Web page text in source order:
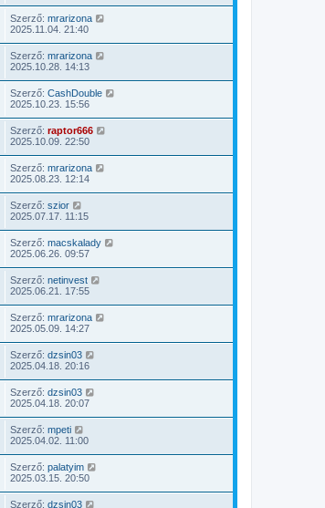
Szerző: mrarizona
2025.11.04. 21:40
Szerző: mrarizona
2025.10.28. 14:13
Szerző: CashDouble
2025.10.23. 15:56
Szerző: raptor666
2025.10.09. 22:50
Szerző: mrarizona
2025.08.23. 12:14
Szerző: szior
2025.07.17. 11:15
Szerző: macskalady
2025.06.26. 09:57
Szerző: netinvest
2025.06.21. 17:55
Szerző: mrarizona
2025.05.09. 14:27
Szerző: dzsin03
2025.04.18. 20:16
Szerző: dzsin03
2025.04.18. 20:07
Szerző: mpeti
2025.04.02. 11:00
Szerző: palatyim
2025.03.15. 20:50
Szerző: dzsin03